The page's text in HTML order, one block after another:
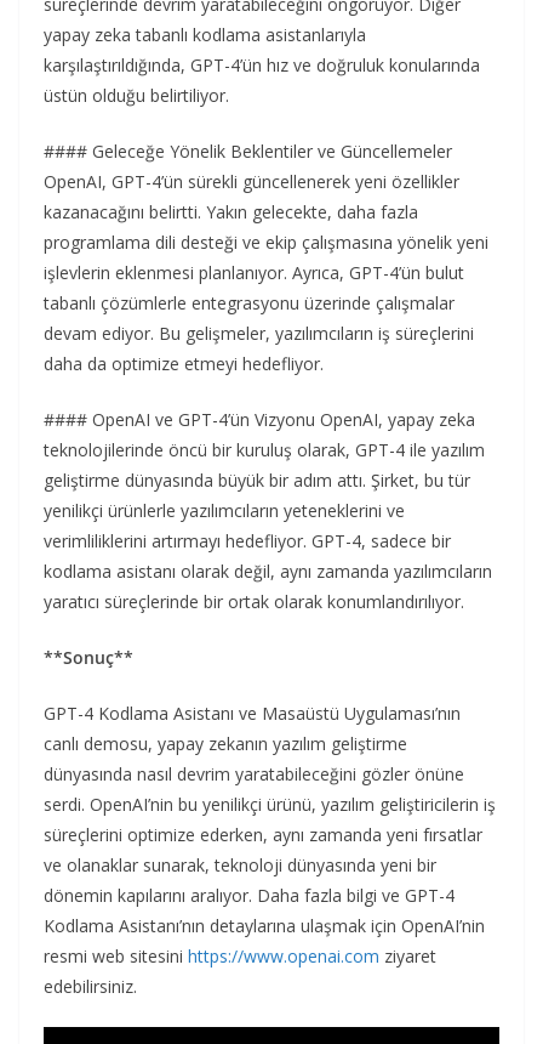
yapay zeka tabanlı kodlama asistanlarıyla
karşılaştırıldığında, GPT-4’ün hız ve doğruluk konularında
üstün olduğu belirtiliyor.
#### Geleceğe Yönelik Beklentiler ve Güncellemeler
OpenAI, GPT-4’ün sürekli güncellenerek yeni özellikler
kazanacağını belirtti. Yakın gelecekte, daha fazla
programlama dili desteği ve ekip çalışmasına yönelik yeni
işlevlerin eklenmesi planlanıyor. Ayrıca, GPT-4’ün bulut
tabanlı çözümlerle entegrasyonu üzerinde çalışmalar
devam ediyor. Bu gelişmeler, yazılımcıların iş süreçlerini
daha da optimize etmeyi hedefliyor.
#### OpenAI ve GPT-4’ün Vizyonu OpenAI, yapay zeka
teknolojilerinde öncü bir kuruluş olarak, GPT-4 ile yazılım
geliştirme dünyasında büyük bir adım attı. Şirket, bu tür
yenilikçi ürünlerle yazılımcıların yeteneklerini ve
verimliliklerini artırmayı hedefliyor. GPT-4, sadece bir
kodlama asistanı olarak değil, aynı zamanda yazılımcıların
yaratıcı süreçlerinde bir ortak olarak konumlandırılıyor.
**Sonuç**
GPT-4 Kodlama Asistanı ve Masaüstü Uygulaması’nın
canlı demosu, yapay zekanın yazılım geliştirme
dünyasında nasıl devrim yaratabileceğini gözler önüne
serdi. OpenAI’nin bu yenilikçi ürünü, yazılım geliştiricilerin iş
süreçlerini optimize ederken, aynı zamanda yeni fırsatlar
ve olanaklar sunarak, teknoloji dünyasında yeni bir
dönemin kapılarını aralıyor. Daha fazla bilgi ve GPT-4
Kodlama Asistanı’nın detaylarına ulaşmak için OpenAI’nin
resmi web sitesini https://www.openai.com ziyaret
edebilirsiniz.